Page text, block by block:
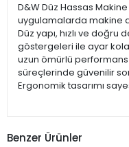
D&W Düz Hassas
uygulamalarda makine
Düz yapı, hızlı ve
göstergeleri ile ayar
uzun ömürlü
süreçlerinde güvenilir
Ergonomik tasarımı
Benzer Ürünler